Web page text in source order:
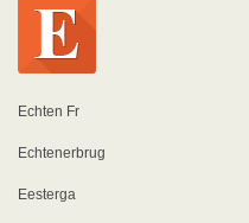
Echten Fr
Echtenerbrug
Eesterga